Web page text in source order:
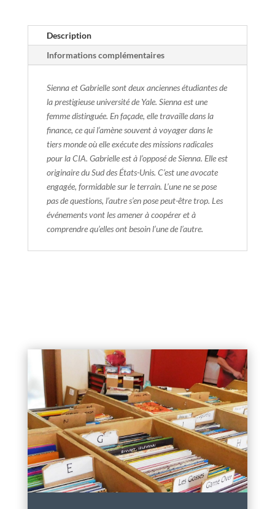
Description
Informations complémentaires
Sienna et Gabrielle sont deux anciennes étudiantes de
la prestigieuse université de Yale. Sienna est une
femme distinguée. En façade, elle travaille dans la
finance, ce qui l’amène souvent à voyager dans le
tiers monde où elle exécute des missions radicales
pour la CIA. Gabrielle est à l’opposé de Sienna. Elle est
originaire du Sud des États-Unis. C’est une avocate
engagée, formidable sur le terrain. L’une ne se pose
pas de questions, l’autre s’en pose peut-être trop. Les
événements vont les amener à coopérer et à
comprendre qu’elles ont besoin l’une de l’autre.